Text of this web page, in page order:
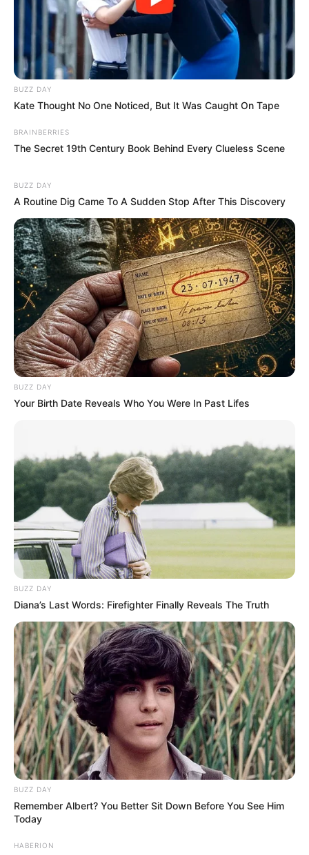
BUZZ DAY
Kate Thought No One Noticed, But It Was Caught On Tape
BRAINBERRIES
The Secret 19th Century Book Behind Every Clueless Scene
BUZZ DAY
A Routine Dig Came To A Sudden Stop After This Discovery
BUZZ DAY
Your Birth Date Reveals Who You Were In Past Lifes
BUZZ DAY
Diana’s Last Words: Firefighter Finally Reveals The Truth
BUZZ DAY
Remember Albert? You Better Sit Down Before You See Him
Today
HABERION